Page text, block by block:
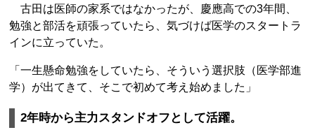
古田は医師の家系ではなかったが、慶應高での3年間、
勉強と部活を頑張っていたら、気づけば医学のスタートラ
インに立っていた。
「一生懸命勉強をしていたら、そういう選択肢（医学部進
学）が出てきて、そこで初めて考え始めました」
2年時から主力スタンドオフとして活躍。